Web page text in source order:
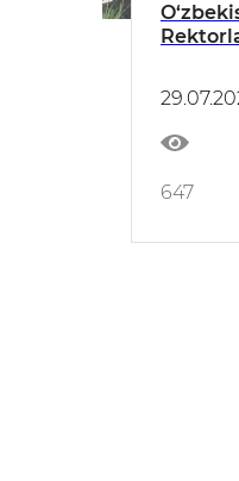
647